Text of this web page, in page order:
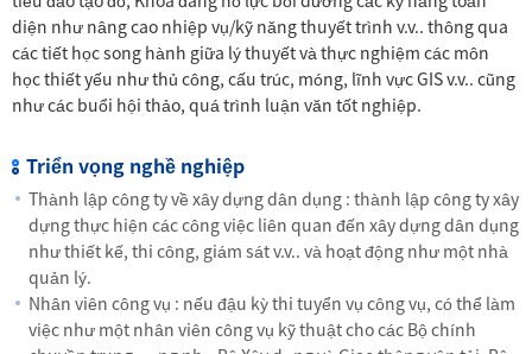
diện như nâng cao nhiệp vụ/kỹ năng thuyết trình v.v.. thông qua
các tiết học song hành giữa lý thuyết và thực nghiệm các môn
học thiết yếu như thủ công, cấu trúc, móng, lĩnh vực GIS v.v.. cũng
như các buổi hội thảo, quá trình luận văn tốt nghiệp.
Triển vọng nghề nghiệp
Thành lập công ty về xây dựng dân dụng : thành lập công ty xây
dựng thực hiện các công việc liên quan đến xây dựng dân dụng
như thiết kế, thi công, giám sát v.v.. và hoạt động như một nhà
quản lý.
Nhân viên công vụ : nếu đậu kỳ thi tuyển vụ công vụ, có thể làm
việc như một nhân viên công vụ kỹ thuật cho các Bộ chính